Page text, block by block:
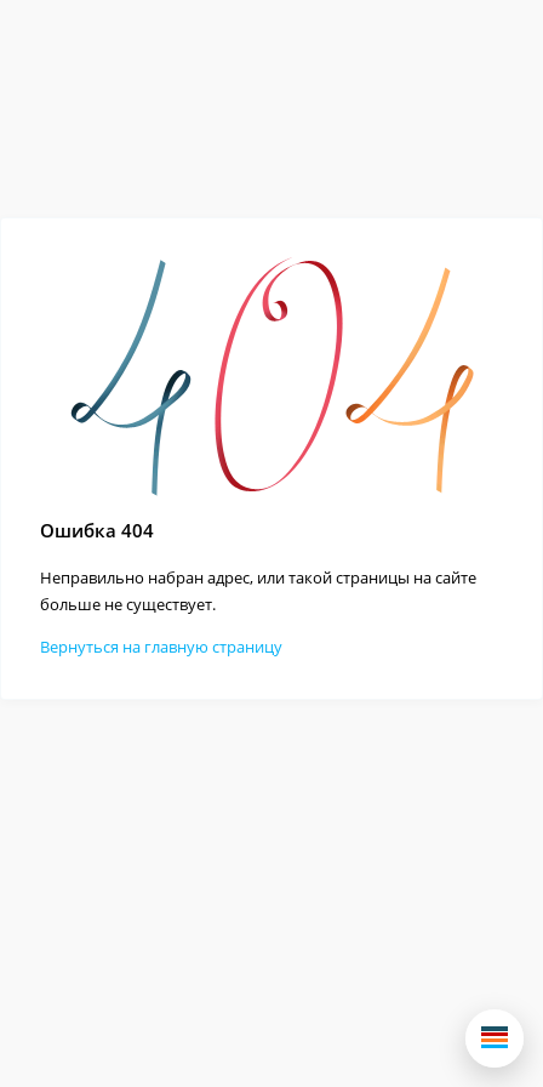
Ошибка 404
Неправильно набран адрес, или такой страницы на сайте
больше не существует.
Вернуться на главную страницу